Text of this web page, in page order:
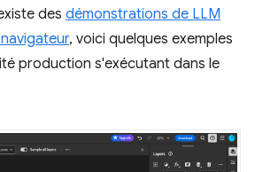
des démonstrations de LLM
, voici quelques exemples
production s'exécutant dans le